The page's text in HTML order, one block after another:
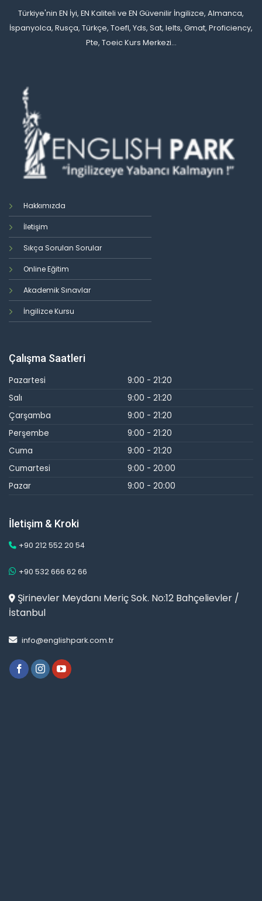
Türkiye'nin EN İyi, EN Kaliteli ve EN Güvenilir İngilizce, Almanca,
İspanyolca, Rusça, Türkçe, Toefl, Yds, Sat, Ielts, Gmat, Proficiency,
Pte, Toeic Kurs Merkezi...
Hakkımızda
İletişim
Sıkça Sorulan Sorular
Online Eğitim
Akademik Sınavlar
İngilizce Kursu
Çalışma Saatleri
Pazartesi
9:00 - 21:20
Salı
9:00 - 21:20
Çarşamba
9:00 - 21:20
Perşembe
9:00 - 21:20
Cuma
9:00 - 21:20
Cumartesi
9:00 - 20:00
Pazar
9:00 - 20:00
İletişim & Kroki
+90 212 552 20 54
+90 532 666 62 66
Şirinevler Meydanı Meriç Sok. No:12 Bahçelievler /
İstanbul
info@englishpark.com.tr